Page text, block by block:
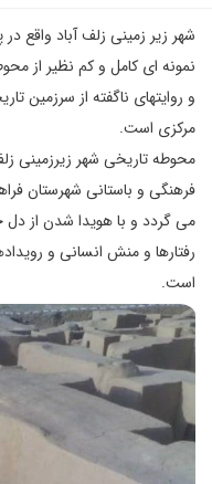
شهر زير زمينی زلف آباد واقع
نمونه ای كامل و كم نظير از
و روايتهای ناگفته از سرزمين
مركزی است.
محوطه تاريخی شهر زيرزمينی
فرهنگی و باستانی شهرستان
می گردد و با هويدا شدن از
رفتارها و منش انسانی و
است.